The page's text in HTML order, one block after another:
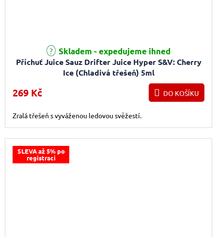
Příchuť Juice Sauz Drifter Juice Hyper S&V: Cherry
Ice (Chladivá třešeň) 5ml
Skladem - expedujeme ihned
269 Kč DO KOŠÍKU
Zralá třešeň s vyváženou ledovou svěžestí.
SLEVA až 5% po
registraci